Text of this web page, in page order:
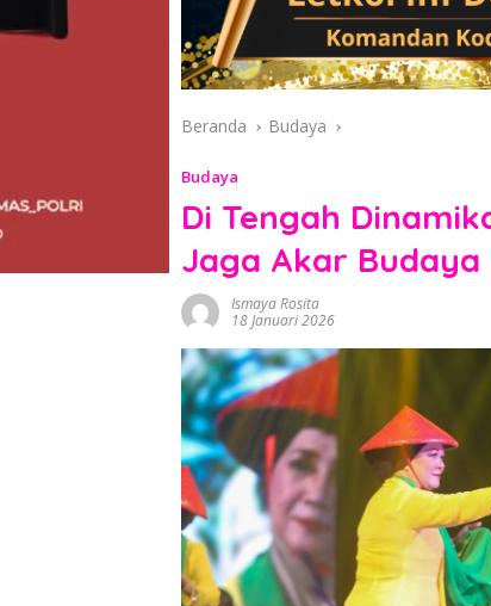
Beranda Budaya
Budaya
Di Tengah
Jaga Akar Budaya
Ismaya Rosita
18 Januari 2026